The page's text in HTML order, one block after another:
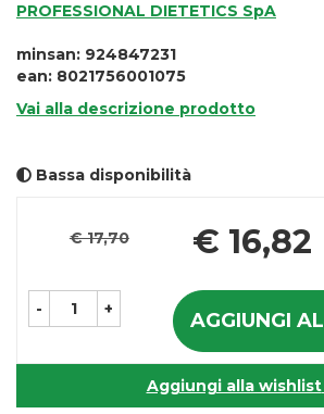
PROFESSIONAL DIETETICS SpA
minsan: 924847231
ean: 8021756001075
Vai alla descrizione prodotto
Bassa disponibilità
€ 17,70 € 16,82
- + AGGIUNGI
Aggiungi alla wishlist